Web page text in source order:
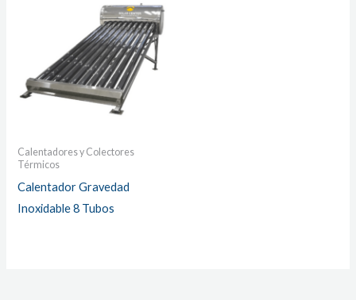
Calentadores y Colectores
Térmicos
Calentador Gravedad
Inoxidable 8 Tubos